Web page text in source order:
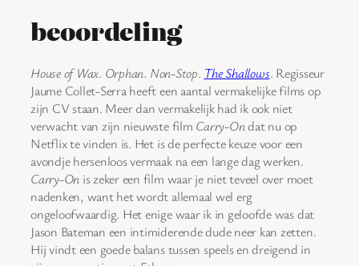
beoordeling
House of Wax. Orphan. Non-Stop. The Shallows. Regisseur
Jaume Collet-Serra heeft een aantal vermakelijke films op
zijn CV staan. Meer dan vermakelijk had ik ook niet
verwacht van zijn nieuwste film Carry-Ondat nu op
Netflix te vinden is. Het is de perfecte keuze voor een
avondje hersenloos vermaak na een lange dag werken.
Carry-On is zeker een film waar je niet teveel over moet
nadenken, want het wordt allemaal wel erg
ongeloofwaardig. Het enige waar ik in geloofde was dat
Jason Bateman een intimiderende dude neer kan zetten.
Hij vindt een goede balans tussen speels en dreigend in